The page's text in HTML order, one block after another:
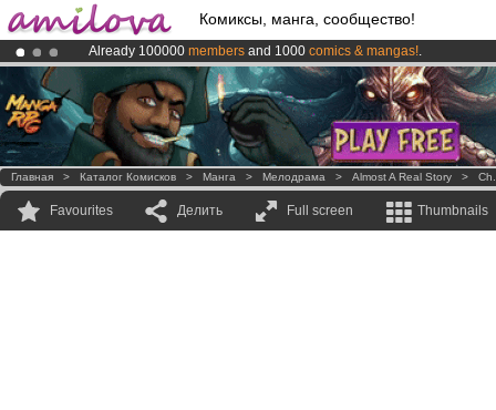
Комиксы, манга, сообщество!
Already 100000 members and 1000 comics & mangas!.
AmilovaKickstarter is now LIVE!.
Premium membership from3.95 euros per month !Get membership
Главная > Каталог Комисков > Манга > Мелодрама > Almost A Real Story >
Favourites Делить Full screen Thumbnails